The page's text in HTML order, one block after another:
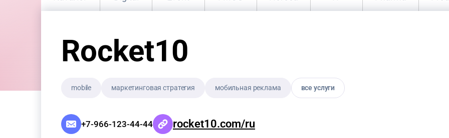
Rocket10
mobile маркетинговая стратегия мобильная реклама все услуги
+7-966-123-44-44 rocket10.com/ru